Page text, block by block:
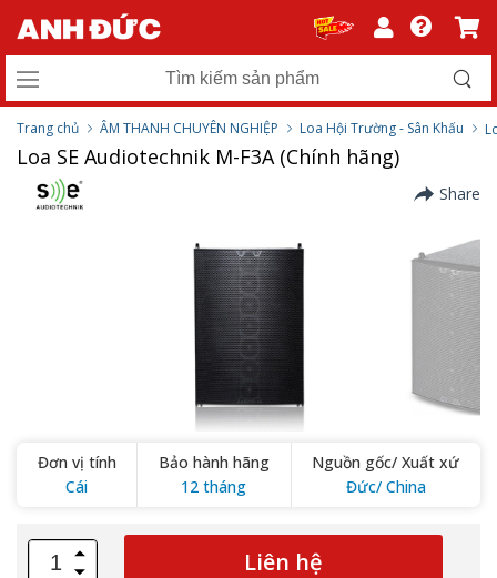
Trang chủ ÂM THANH CHUYÊN NGHIỆP Loa Hội Trường - Sân Khấu
Loa SE Audiotechnik M-F3A (Chính hãng)
Share
Đơn vị tính
Cái
Bảo hành hãng
12 tháng
Nguồn gốc/ Xuất xứ
Đức/ China
Liên hệ